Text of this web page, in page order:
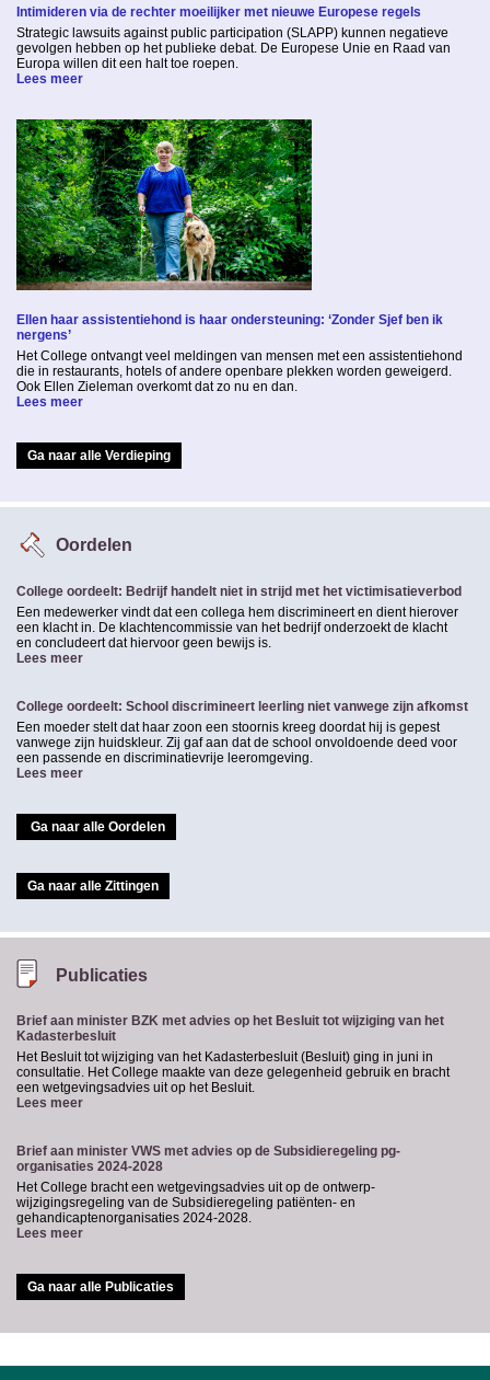
Intimideren via de rechter moeilijker met nieuwe Europese regels
Strategic lawsuits against public participation (SLAPP) kunnen negatieve
gevolgen hebben op het publieke debat. De Europese Unie en Raad van
Europa willen dit een halt toe roepen.
Lees meer
Ellen haar assistentiehond is haar ondersteuning: ‘Zonder Sjef ben ik
nergens’
Het College ontvangt veel meldingen van mensen met een assistentiehond
die in restaurants, hotels of andere openbare plekken worden geweigerd.
Ook Ellen Zieleman overkomt dat zo nu en dan.
Lees meer
Ga naar alle Verdieping
Oordelen
College oordeelt: Bedrijf handelt niet in strijd met het victimisatieverbod
Een medewerker vindt dat een collega hem discrimineert en dient hierover
een klacht in. De klachtencommissie van het bedrijf onderzoekt de klacht
en concludeert dat hiervoor geen bewijs is.
Lees meer
College oordeelt: School discrimineert leerling niet vanwege zijn afkomst
Een moeder stelt dat haar zoon een stoornis kreeg doordat hij is gepest
vanwege zijn huidskleur. Zij gaf aan dat de school onvoldoende deed voor
een passende en discriminatievrije leeromgeving.
Lees meer
Ga naar alle Oordelen
Ga naar alle Zittingen
Publicaties
Brief aan minister BZK met advies op het Besluit tot wijziging van het
Kadasterbesluit
Het Besluit tot wijziging van het Kadasterbesluit (Besluit) ging in juni in
consultatie. Het College maakte van deze gelegenheid gebruik en bracht
een wetgevingsadvies uit op het Besluit.
Lees meer
Brief aan minister VWS met advies op de Subsidieregeling pg-
organisaties 2024-2028
Het College bracht een wetgevingsadvies uit op de ontwerp-
wijzigingsregeling van de Subsidieregeling patiënten- en
gehandicaptenorganisaties 2024-2028.
Lees meer
Ga naar alle Publicaties